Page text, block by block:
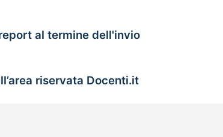
al termine dell'invio
riservata Docenti.it